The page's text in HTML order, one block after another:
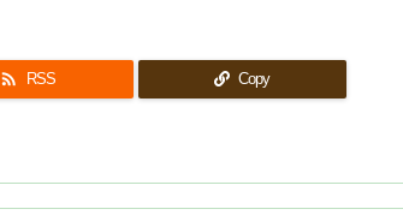
 RSS Copy